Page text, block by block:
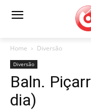
Home Diversão
Diversão
Baln.
dia)